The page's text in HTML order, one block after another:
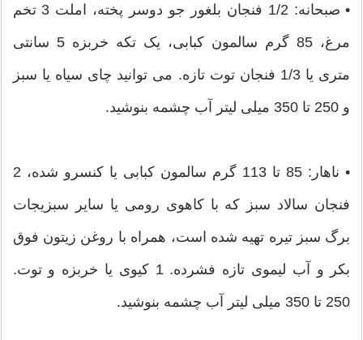
• صبحانه: 1/2 فنجان بلغور جو دوسر پخته، املت 3 تخم
مرغ، 85 گرم سالمون کبابی، یک تکه خربزه 5 سانتی
متری یا 1/3 فنجان توت تازه. می توانید چای سیاه یا سبز
و 250 تا 350 میلی لیتر آب چشمه بنوشید.
• ناهار: 85 تا 113 گرم سالمون کبابی یا کنسرو شده، 2
فنجان سالاد سبز که با کاهوی رومی یا سایر سبزیجات
برگ سبز تیره تهیه شده است، همراه با روغن زیتون فوق
بکر و آب لیموی تازه فشرده. 1 کیوی یا خربزه و توت.
250 تا 350 میلی لیتر آب چشمه بنوشید.